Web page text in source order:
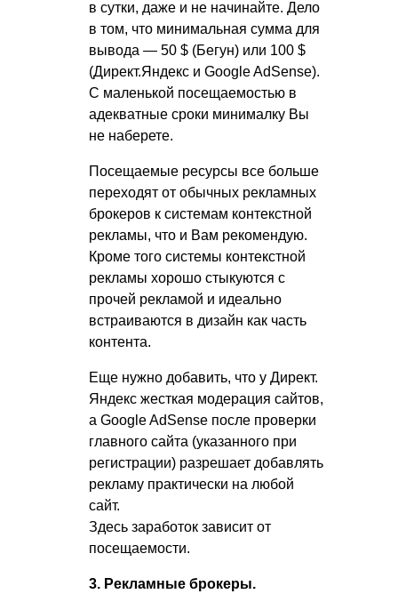
в сутки, даже и не начинайте. Дело
в том, что минимальная сумма для
вывода — 50 $ (Бегун) или 100 $
(Директ.Яндекс и Google AdSense).
С маленькой посещаемостью в
адекватные сроки минималку Вы
не наберете.
Посещаемые ресурсы все больше
переходят от обычных рекламных
брокеров к системам контекстной
рекламы, что и Вам рекомендую.
Кроме того системы контекстной
рекламы хорошо стыкуются с
прочей рекламой и идеально
встраиваются в дизайн как часть
контента.
Еще нужно добавить, что у Директ.
Яндекс жесткая модерация сайтов,
а Google AdSense после проверки
главного сайта (указанного при
регистрации) разрешает добавлять
рекламу практически на любой
сайт.
Здесь заработок зависит от
посещаемости.
3. Рекламные брокеры.